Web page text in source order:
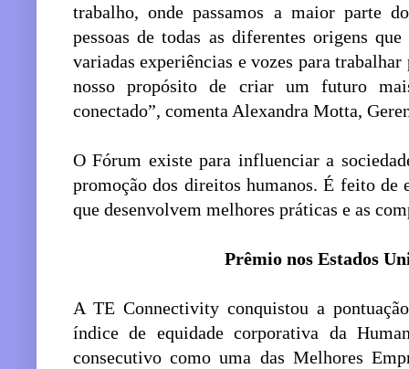
trabalho, onde passamos a maior parte
pessoas de todas as diferentes origens
variadas experiências e vozes para
nosso propósito de criar um futuro
conectado”, comenta Alexandra Motta,
O Fórum existe para influenciar a
promoção dos direitos humanos. É feito de
que desenvolvem melhores práticas e as
Prêmio nos Estados
A TE Connectivity conquistou a
índice de equidade corporativa da
consecutivo como uma das Melhores